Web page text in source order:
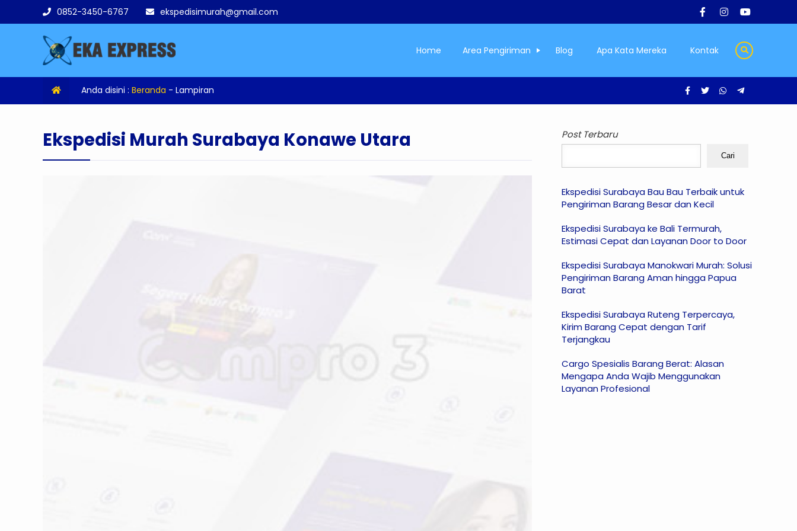
0852-3450-6767 ekspedisimurah@gmail.com
Home Area Pengiriman Blog Apa Kata Mereka Kontak
Anda disini : Beranda - Lampiran
Ekspedisi Murah Surabaya Konawe Utara Post Terbaru
Cari
Ekspedisi Surabaya Bau Bau Terbaik untuk
Pengiriman Barang Besar dan Kecil
Ekspedisi Surabaya ke Bali Termurah,
Estimasi Cepat dan Layanan Door to Door
Ekspedisi Surabaya Manokwari Murah: Solusi
Pengiriman Barang Aman hingga Papua
Barat
Ekspedisi Surabaya Ruteng Terpercaya,
Kirim Barang Cepat dengan Tarif
Terjangkau
Cargo Spesialis Barang Berat: Alasan
Mengapa Anda Wajib Menggunakan
Layanan Profesional